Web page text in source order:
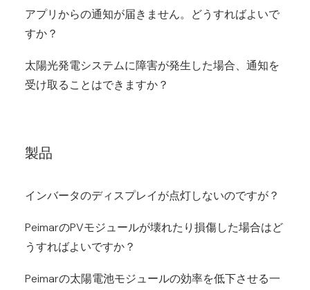
アプリからの通知が届きません。どうすればよいで
すか？
太陽光発電システムに障害が発生した場合、通知を
受け取ることはできますか？
製品
インバータのディスプレイが点灯しないのですが？
PeimarのPVモジュールが壊れたり損傷した場合はど
うすればよいですか？
Peimarの太陽電池モジュールの効率を低下させる一